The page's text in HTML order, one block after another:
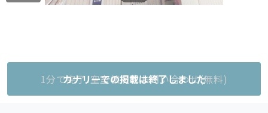
1分で完了!空室状況をお問い合わせ(無料)
カナリーでの掲載は終了しました